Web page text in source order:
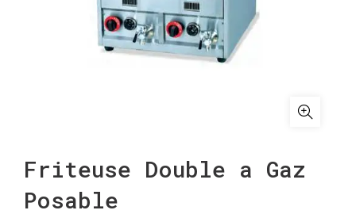
Friteuse Double a Gaz
Posable